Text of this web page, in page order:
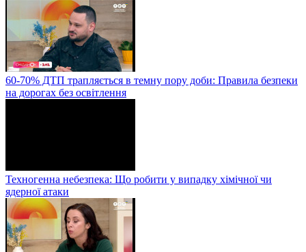
60-70% ДТП трапляється в темну пору доби: Правила безпеки
на дорогах без освітлення
Техногенна небезпека: Що робити у випадку хімічної чи
ядерної атаки